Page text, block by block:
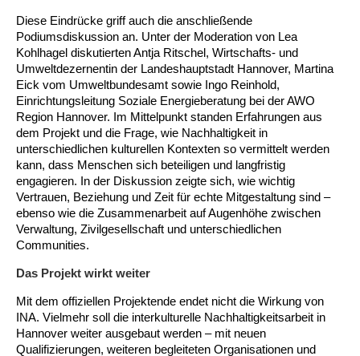
Diese Eindrücke griff auch die anschließende
Podiumsdiskussion an. Unter der Moderation von Lea
Kohlhagel diskutierten Antja Ritschel, Wirtschafts- und
Umweltdezernentin der Landeshauptstadt Hannover, Martina
Eick vom Umweltbundesamt sowie Ingo Reinhold,
Einrichtungsleitung Soziale Energieberatung bei der AWO
Region Hannover. Im Mittelpunkt standen Erfahrungen aus
dem Projekt und die Frage, wie Nachhaltigkeit in
unterschiedlichen kulturellen Kontexten so vermittelt werden
kann, dass Menschen sich beteiligen und langfristig
engagieren. In der Diskussion zeigte sich, wie wichtig
Vertrauen, Beziehung und Zeit für echte Mitgestaltung sind –
ebenso wie die Zusammenarbeit auf Augenhöhe zwischen
Verwaltung, Zivilgesellschaft und unterschiedlichen
Communities.
Das Projekt wirkt weiter
Mit dem offiziellen Projektende endet nicht die Wirkung von
INA. Vielmehr soll die interkulturelle Nachhaltigkeitsarbeit in
Hannover weiter ausgebaut werden – mit neuen
Qualifizierungen, weiteren begleiteten Organisationen und
Vertreter*innen
der
Projektpartner
(von
links):
Philipp
Nussbaum,
Leiter
des
Klenner
vom
Bundesministeriums
für
Gerade
in
herausfordernden
Empowerment
von
Bedeutung,
Anschluss
Vertreter*innen
Projektpartner
(von
links):
Philipp
Nussbaum,
Leiter
Klenner
vom